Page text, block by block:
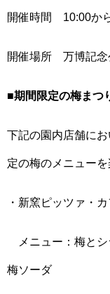
開催時間 10:00か
開催場所 万博記
■期間限定の梅まつ
下記の園内店舗に
定の梅のメニューを
・新窯ピッツァ・
メニュー：梅とシ
梅ソーダ